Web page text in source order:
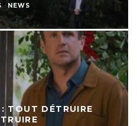
NEWS
TOUT DÉTRUIRE